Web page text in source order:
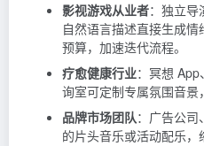
影视游戏从业者：独立导
自然语言描述直接生成
预算，加速迭代流程。
疗愈健康行业：冥想
询室可定制专属氛围音景
品牌市场团队：广告公司
的片头音乐或活动配乐，